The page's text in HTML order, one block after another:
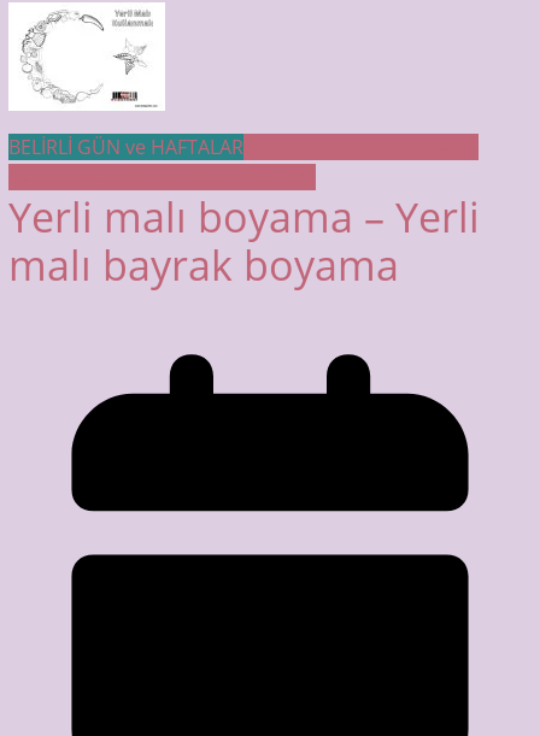
BELİRLİ GÜN ve HAFTALARBOYAMA SAYFALARI
Yerli malı boyama – Yerli
malı bayrak boyama